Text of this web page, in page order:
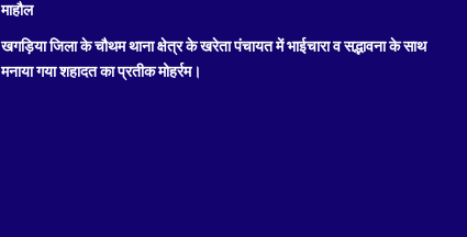
माहौल
खगड़िया जिला के चौथम थाना क्षेत्र के खरेता पंचायत में भाईचारा व सद्भावना के साथ
मनाया गया शहादत का प्रतीक मोहर्रम।